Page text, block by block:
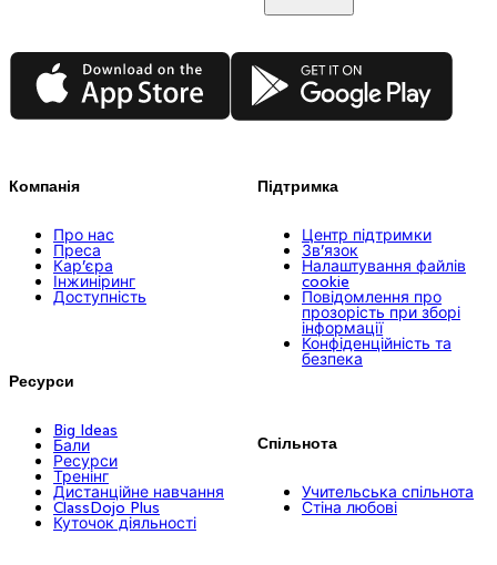
App Store Google Play
Компанія
Про нас
Преса
Кар’єра
Інжиніринг
Доступність
Ресурси
Big Ideas
Бали
Ресурси
Тренінг
Дистанційне навчання
ClassDojo Plus
Куточок діяльності
Підтримка
Центр підтримки
Зв’язок
Налаштування файлів
cookie
Повідомлення про
прозорість при зборі
інформації
Конфіденційність та
безпека
Спільнота
Учительська спільнота
Стіна любові